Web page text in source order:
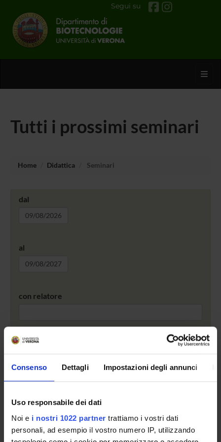
Consenso Dettagli Impostazioni degli annunci
Uso responsabile dei dati
Noi e i nostri 1022 partner trattiamo i vostri dati
personali, ad esempio il vostro numero IP, utilizzando
Segui su
Tutti i prossimi seminari
Home Didattica Seminari
dal
al
con relatore
RSS 2.0